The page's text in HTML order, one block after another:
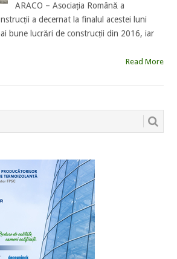
ARACO – Asociația Română a
a decernat la finalul acestei luni
bune lucrări de construcții din 2016, iar
Read More